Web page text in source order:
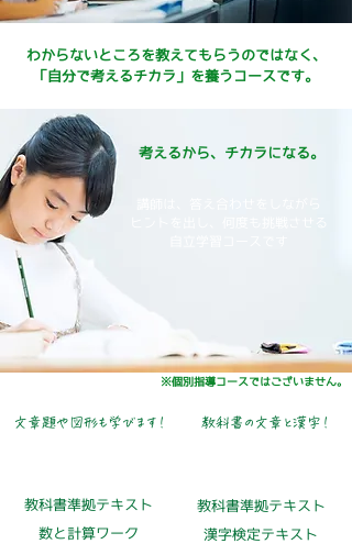
わからないところを教えてもらうのではなく、
「自分で考えるチカラ」を養うコースです。
考えるから、チカラになる。
※個別指導コースではございません。
文章題や図形も学びます！
教科書準拠テキスト
​数と計算ワーク
教科書の文章と漢字！
教科書準拠テキスト
漢字検定テキスト